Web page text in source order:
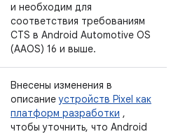
и необходим для
соответствия требованиям
CTS в Android Automotive OS
(AAOS) 16 и выше.
Внесены изменения в
описаниеустройств Pixel как
платформ разработки ,
чтобы уточнить, что Android